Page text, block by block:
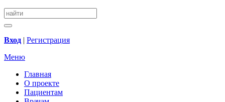
Вход | Регистрация
Меню
Главная
О проекте
Пациентам